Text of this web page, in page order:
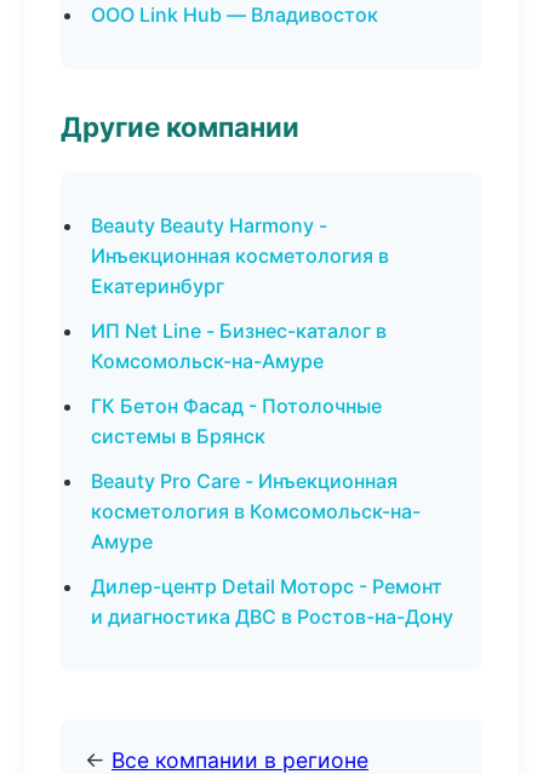
ООО Link Hub — Владивосток
Другие компании
Beauty Beauty Harmony -
Инъекционная косметология в
Екатеринбург
ИП Net Line - Бизнес-каталог в
Комсомольск-на-Амуре
ГК Бетон Фасад - Потолочные
системы в Брянск
Beauty Pro Care - Инъекционная
косметология в Комсомольск-на-
Амуре
Дилер-центр Detail Моторс - Ремонт
и диагностика ДВС в Ростов-на-Дону
← Все компании в регионе